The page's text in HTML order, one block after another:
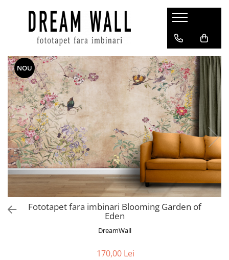
Fototapet fara imbinari
ExclusivArt
Abstract
Arhitectura
Fluid Art
Forme Geometrice
Fototapet 3D
Frescă
Frunze
Natura
Peisaj
Pentru copii
NOU
Fototapet fara imbinari Blooming Garden of
Eden
DreamWall
170,00 Lei